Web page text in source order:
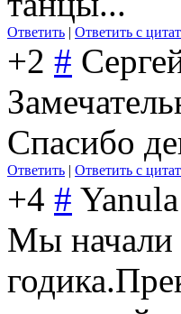
Ответить | Ответить с
+2 #
Спасибо
Ответить | Ответить с
+4 #
Мы начали